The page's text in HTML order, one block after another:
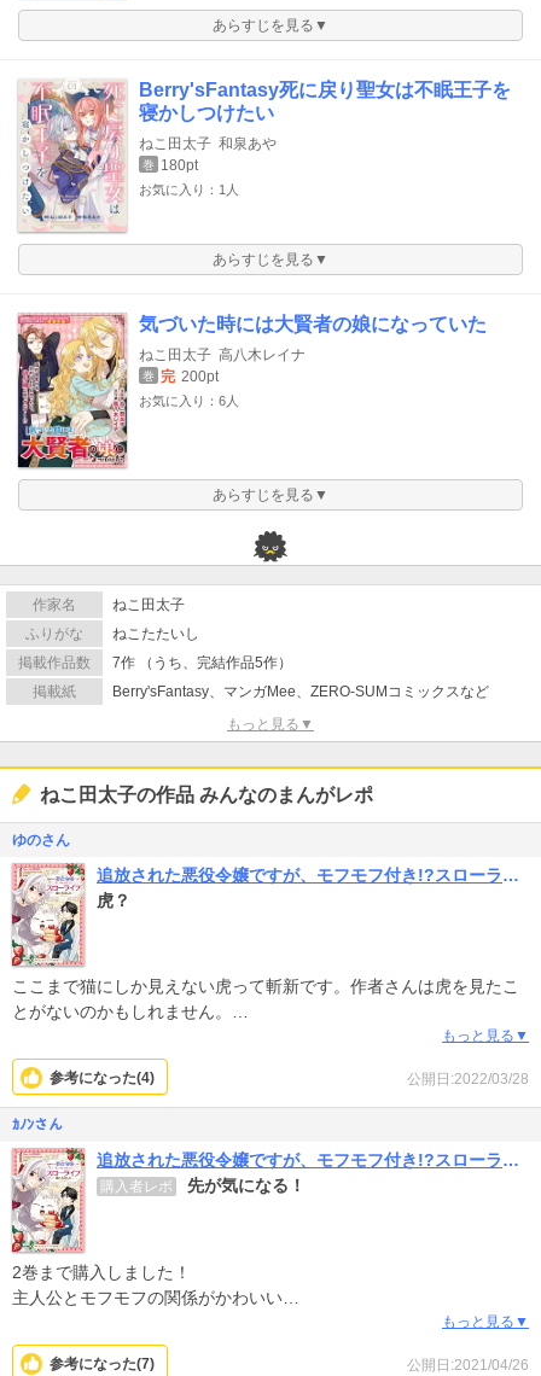
あらすじを見る▼
Berry'sFantasy死に戻り聖女は不眠王子を
寝かしつけたい
ねこ田太子 和泉あや
巻 180pt
お気に入り：1人
あらすじを見る▼
気づいた時には大賢者の娘になっていた
ねこ田太子 高八木レイナ
巻 完 200pt
お気に入り：6人
あらすじを見る▼
作家名
ねこ田太子
ふりがな
ねこたたいし
掲載作品数
7作 （うち、完結作品5作）
掲載紙
Berry'sFantasy、マンガMee、ZERO-SUMコミックスなど
もっと見る▼
ねこ田太子の作品 みんなのまんがレポ
ゆのさん
追放された悪役令嬢ですが、モフモフ付き!?スローライフはじめました
虎？
ここまで猫にしか見えない虎って斬新です。作者さんは虎を見たこ
とがないのかもしれません。
無料の１巻を読みましたが、主人公について、身分が高いとかスペ
ックが高いとか周りから称賛されたり憧れられたり恐れられたりと
いった表現が見当たらず、学園の女王でもなければ王子様の婚約者
というわけでもなさそうで、悪役令嬢というより悪評を捏造された
ね。
おもしろそうなんだけど有料で続きを読みたいとまでは思いません
でした。猫だし。
もっと見る▼
公開日:2022/03/28
参考になった(4)
ｶﾉﾝさん
追放された悪役令嬢ですが、モフモフ付き!?スローライフはじめました
購入者レポ 先が気になる！
2巻まで購入しました！
主人公とモフモフの関係がかわいい
まだストーリーの序盤でこれから色々ありそうだけど、アイリーン
には幸せになって欲しいです
もっと見る▼
公開日:2021/04/26
参考になった(7)